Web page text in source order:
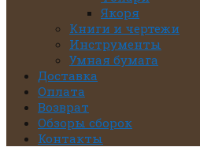
Якоря
Книги и чертежи
Инструменты
Умная бумага
Доставка
Оплата
Возврат
Обзоры сборок
Контакты